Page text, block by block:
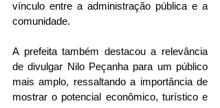
vínculo entre a administração pública e a
comunidade.
A prefeita também destacou a relevância
de divulgar Nilo Peçanha para um público
mais amplo, ressaltando a importância de
mostrar o potencial econômico, turístico e